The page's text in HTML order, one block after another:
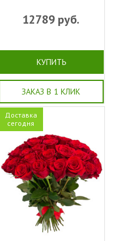
12789 руб.
КУПИТЬ
ЗАКАЗ В 1 КЛИК
Доставка
сегодня